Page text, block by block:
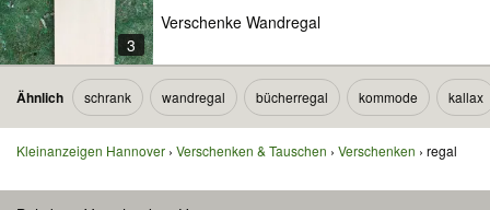
3
Verschenke Wandregal
Ähnlich schrank wandregal bücherregal kommode kallax
Kleinanzeigen Hannover Verschenken & Tauschen Verschenken regal